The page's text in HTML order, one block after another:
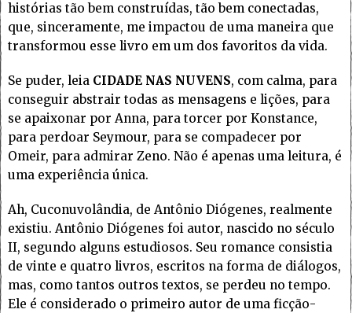
histórias tão bem construídas, tão bem conectadas,
que, sinceramente, me impactou de uma maneira que
transformou esse livro em um dos favoritos da vida.
Se puder, leia CIDADE NAS NUVENS, com calma, para
conseguir abstrair todas as mensagens e lições, para
se apaixonar por Anna, para torcer por Konstance,
para perdoar Seymour, para se compadecer por
Omeir, para admirar Zeno. Não é apenas uma leitura, é
uma experiência única.
Ah, Cuconuvolândia, de Antônio Diógenes, realmente
existiu. Antônio Diógenes foi autor, nascido no século
II, segundo alguns estudiosos. Seu romance consistia
de vinte e quatro livros, escritos na forma de diálogos,
mas, como tantos outros textos, se perdeu no tempo.
Ele é considerado o primeiro autor de uma ficção-